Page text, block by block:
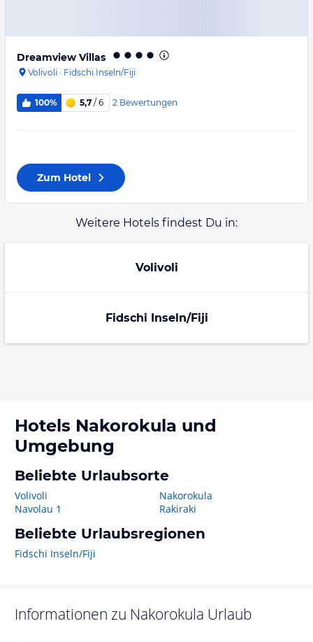
Dreamview Villas
Volivoli · Fidschi Inseln/Fiji
100% 5,7 / 6 2 Bewertungen
Zum Hotel
Weitere Hotels findest Du in:
Volivoli
Fidschi Inseln/Fiji
Hotels Nakorokula und
Umgebung
Beliebte Urlaubsorte
Volivoli
Navolau 1
Nakorokula
Rakiraki
Beliebte Urlaubsregionen
Fidschi Inseln/Fiji
Informationen zu Nakorokula Urlaub